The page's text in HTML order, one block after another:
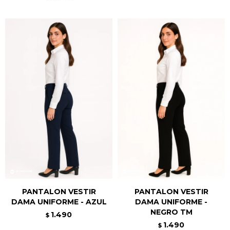
PANTALON VESTIR
DAMA UNIFORME - AZUL
$ 1.490
PANTALON VESTIR
DAMA UNIFORME -
NEGRO TM
$ 1.490